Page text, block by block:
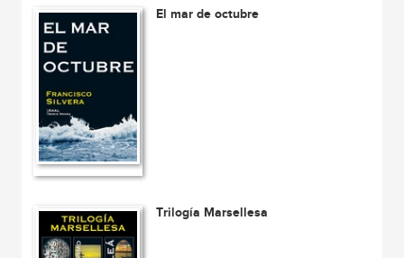
El mar de octubre
Trilogía Marsellesa